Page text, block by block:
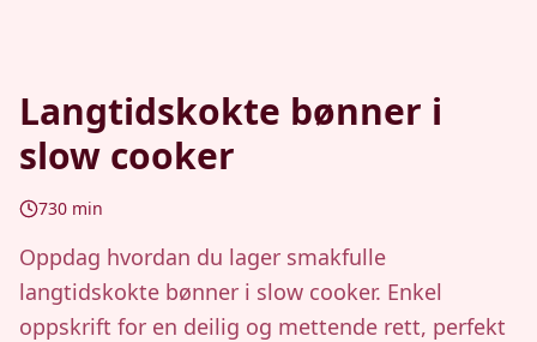
Langtidskokte bønner i
slow cooker
730 min
Oppdag hvordan du lager smakfulle
langtidskokte bønner i slow cooker. Enkel
oppskrift for en deilig og mettende rett, perfekt